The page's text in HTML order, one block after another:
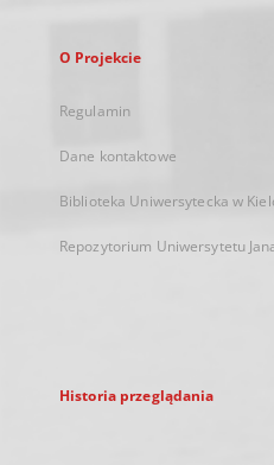
O Projekcie
Regulamin
Dane kontaktowe
Biblioteka Uniwersytecka w
Repozytorium Uniwersytetu
Historia przeglądania